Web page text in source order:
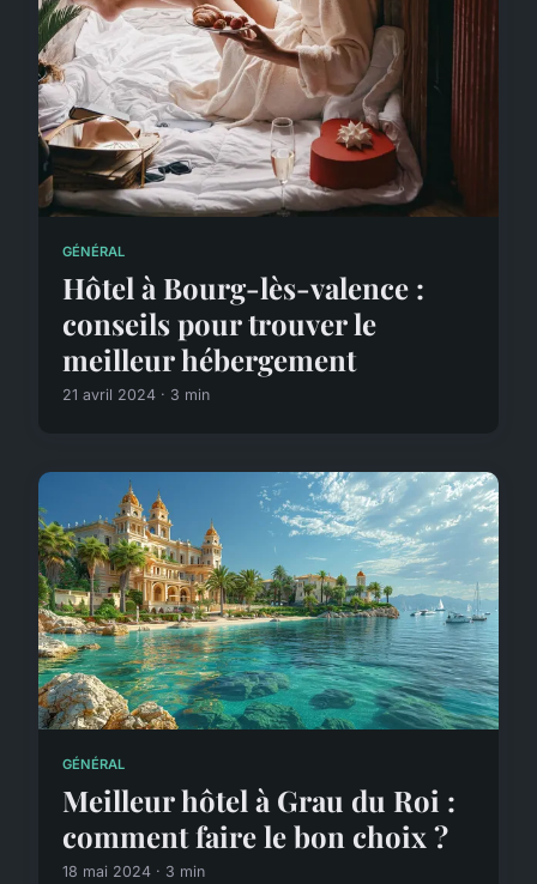
GÉNÉRAL
Hôtel à Bourg-lès-valence :
conseils pour trouver le
meilleur hébergement
21 avril 2024 · 3 min
GÉNÉRAL
Meilleur hôtel à Grau du Roi :
comment faire le bon choix ?
18 mai 2024 · 3 min